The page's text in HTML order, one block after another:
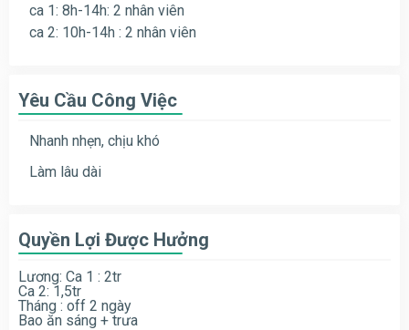
ca 1: 8h-14h: 2 nhân viên
ca 2: 10h-14h : 2 nhân viên
Yêu Cầu Công Việc
Nhanh nhẹn, chịu khó
Làm lâu dài
Quyền Lợi Được Hưởng
Lương: Ca 1 : 2tr
Ca 2: 1,5tr
Tháng : off 2 ngày
Bao ăn sáng + trưa